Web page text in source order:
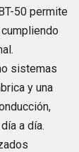
50 permite
sistemas
y una
a día.